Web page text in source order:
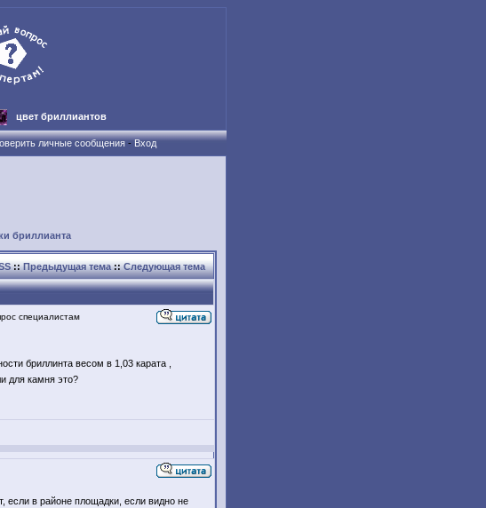
цвет бриллиантов
личные сообщения-Вход
бриллианта
::Предыдущая тема::Следующая тема
специалистам
бриллинта весом в 1,03 карата ,
для камня это?
если в районе площадки, если видно не